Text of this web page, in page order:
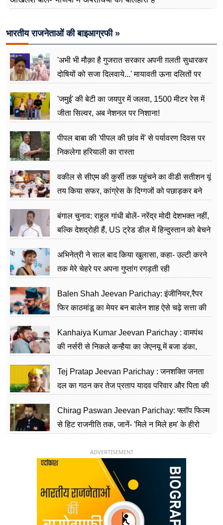
भारतीय राजनेताओं की बाइआग्रफी »
'अभी भी मौक़ा है गुजरात सरकार अपनी ग़लती सुधारकर
दोषियों को सजा दिलवाये...' मायावती ऊना दलितों पर
'जमुई' की बेटी का जयपुर में जलवा, 1500 मीटर रेस में
जीता सिल्वर, अब नेशनल पर निशाना!
पीपल बाबा की 'पीपल की छांव में' से पर्यावरण दिवस पर
निकलेगा हरियाली का रास्ता
वकील से सीएम की कुर्सी तक पहुंचने का वीडी सतीशन यूं
तय किया सफर, कांग्रेस के दिग्गजों को पछाड़कर बने
बंगाल चुनाव: राहुल गांधी बोलें- नरेंद्र मोदी देशभक्त नहीं,
बल्कि देशद्रोही हैं, US ट्रेड डील में हिन्दुस्तान को बेचने
अभिनेत्री ने साल बाद किया खुलासा, कहा- उल्टी करने
तक मेरे चेहरे पर अपना गुप्तांग रगड़ती रही
Balen Shah Jeevan Parichay: इंजीनियर,रैपर
फिर काठमांडू का मेयर बन बालेन शाह ऐसे चढ़े सत्ता की
Kanhaiya Kumar Jeevan Parichay : वामपंथ
की नर्सरी से निकले कन्हैया का जेएनयू में बजा डंका,
Tej Pratap Jeevan Parichay : जनशक्ति जनता
दल का गठन कर तेज प्रताप यादव परिवार और पिता की
Chirag Paswan Jeevan Parichay: फ्लॉप फिल्म
से हिट राजनीति तक, जानें- 'मिले न मिले हम' के हीरो
ADVERTISEMENT